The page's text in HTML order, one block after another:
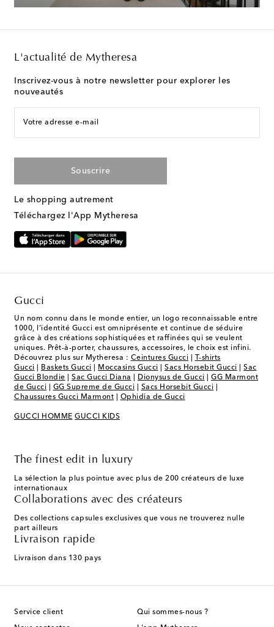
L'actualité de Mytheresa
Inscrivez-vous à notre newsletter pour explorer les
nouveautés
Votre adresse e-mail
Souscrire
Le shopping autrement
Téléchargez l'App Mytheresa
Gucci
Un nom connu dans le monde entier, un logo reconnaissable entre
1000, l’identité Gucci est omniprésente et continue de séduire
grâce à des créations sophistiquées et raffinées qui se veulent
uniques. Prêt-à-porter, chaussures, accessoires, le choix est infini.
Découvrez plus sur Mytheresa : Ceintures Gucci
T-shirts
Gucci
Baskets Gucci Moccasins Gucci Sacs Horsebit Gucci
Sac
Gucci Blondie
Sac Gucci Diana Dionysus de Gucci
GG Marmont
de Gucci
GG Supreme de Gucci Sacs Horsebit Gucci
Chaussures Gucci Marmont
Ophidia de Gucci
GUCCI HOMME GUCCI KIDS
The finest edit in luxury
La sélection la plus pointue avec plus de 200 créateurs de luxe
internationaux
Collaborations avec des créateurs
Des collections capsules exclusives que vous ne trouverez nulle
part ailleurs
Livraison rapide
Livraison dans 130 pays
Service client Qui sommes-nous ?